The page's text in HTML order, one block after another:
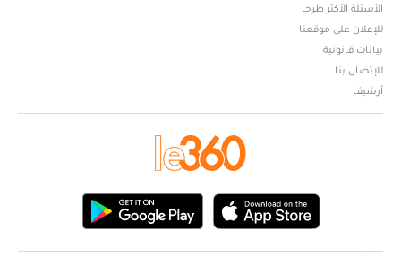
الأسئلة الأكثر طرحا
للإعلان على موقعنا
بيانات قانونية
للإتصال بنا
أرشيف